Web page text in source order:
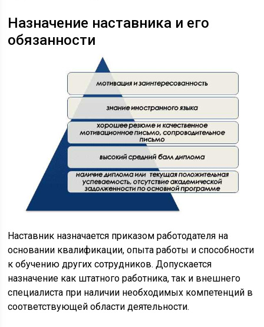
Назначение наставника и его
обязанности
Наставник назначается приказом работодателя на
основании квалификации, опыта работы и способности
к обучению других сотрудников. Допускается
назначение как штатного работника, так и внешнего
специалиста при наличии необходимых компетенций в
соответствующей области деятельности.